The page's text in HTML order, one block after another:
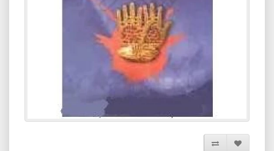
افزودن به لیست دلخواه
مقایسه این محصول